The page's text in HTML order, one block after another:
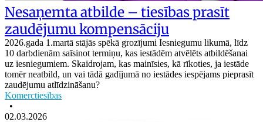
Nesaņemta atbilde – tiesības prasīt
zaudējumu kompensāciju
2026.gada 1.martā stājās spēkā grozījumi Iesniegumu likumā, līdz
10 darbdienām saīsinot termiņu, kas iestādēm atvēlēts atbildēšanai
uz iesniegumiem. Skaidrojam, kas mainīsies, kā rīkoties, ja iestāde
tomēr neatbild, un vai tādā gadījumā no iestādes iespējams pieprasīt
zaudējumu atlīdzināšanu?
Komerctiesības
•
02.03.2026